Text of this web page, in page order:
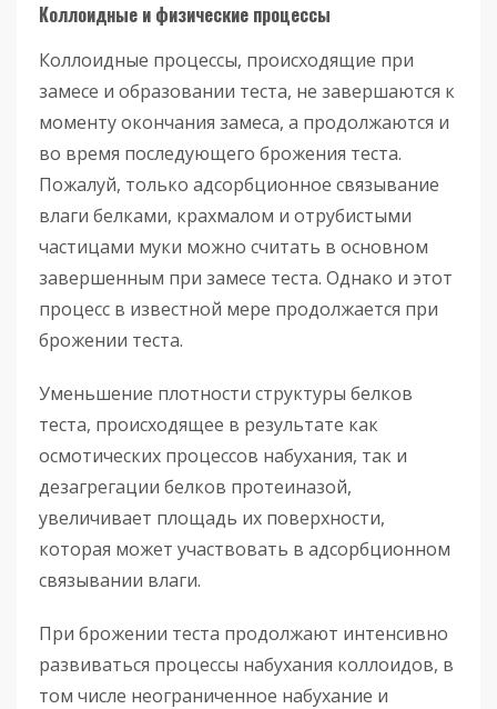
Коллоидные и физические процессы
Коллоидные процессы, происходящие при
замесе и образовании теста, не завершаются к
моменту окончания замеса, а продолжаются и
во время последующего брожения теста.
Пожалуй, только адсорбционное связывание
влаги белками, крахмалом и отрубистыми
частицами муки можно считать в основном
завершенным при замесе теста. Однако и этот
процесс в известной мере продолжается при
брожении теста.
Уменьшение плотности структуры белков
теста, происходящее в результате как
осмотических процессов набухания, так и
дезагрегации белков протеиназой,
увеличивает площадь их поверхности,
которая может участвовать в адсорбционном
связывании влаги.
При брожении теста продолжают интенсивно
развиваться процессы набухания коллоидов, в
том числе неограниченное набухание и